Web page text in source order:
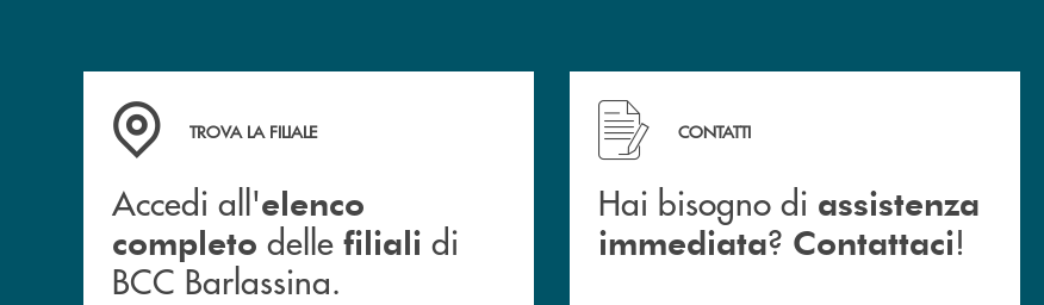
Accedi all' elenco completo delle filiali di BCC Barlassina.
TROVA LA FILIALE
Accedi all'elenco
completo delle filiali di
BCC Barlassina.
Hai bisogno di assistenza immediata ? Contattaci !
CONTATTI
Hai bisogno di assistenza
immediata? Contattaci!